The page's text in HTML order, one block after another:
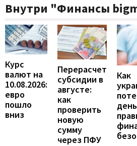
Внутри "Финансы
Курс
валют на
10.08.2026:
евро
пошло
вниз
Перерасчет
субсидии в
августе:
как
проверить
новую
сумму
через ПФУ
Как